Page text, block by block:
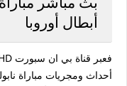
أبطال أوروبا